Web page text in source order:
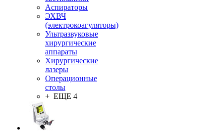
Аспираторы
ЭХВЧ
(электрокоагуляторы)
Ультразвуковые
хирургические
аппараты
Хирургические
лазеры
Операционные
столы
+ ЕЩЕ 4